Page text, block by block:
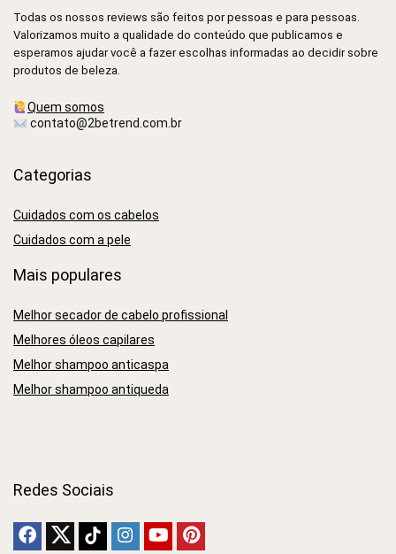
Todas os nossos reviews são feitos por pessoas e para pessoas.
Valorizamos muito a qualidade do conteúdo que publicamos e
esperamos ajudar você a fazer escolhas informadas ao decidir sobre
produtos de beleza.
Quem somos
contato@2betrend.com.br
Categorias
Cuidados com os cabelos
Cuidados com a pele
Mais populares
Melhor secador de cabelo profissional
Melhores óleos capilares
Melhor shampoo anticaspa
Melhor shampoo antiqueda
Redes Sociais